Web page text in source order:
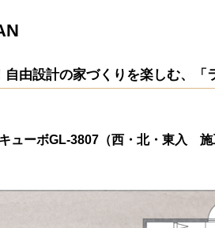
由設計の家づくりを楽しむ、「
ューボGL-3807 （西・北・東入 施